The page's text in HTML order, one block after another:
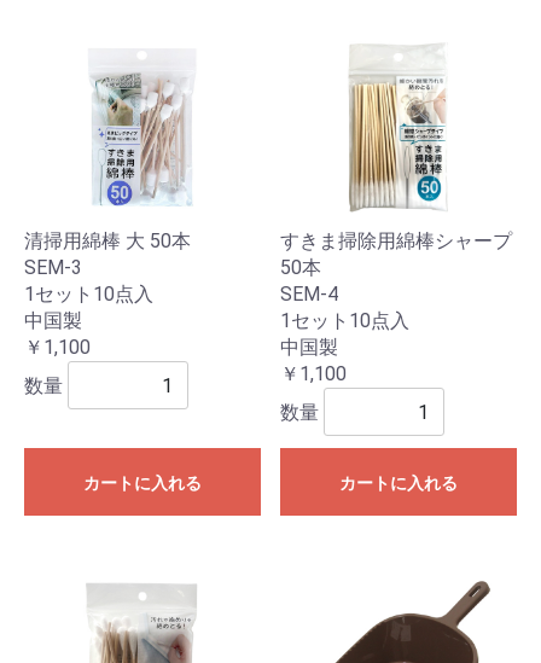
清掃用綿棒 大 50本
SEM-3
1セット10点入
中国製
￥1,100
数量
カートに入れる
すきま掃除用綿棒シャープ
50本
SEM-4
1セット10点入
中国製
￥1,100
数量
カートに入れる